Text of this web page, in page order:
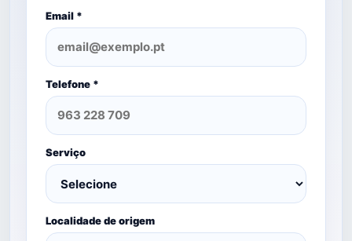
Email *
Telefone *
Serviço
Localidade de origem